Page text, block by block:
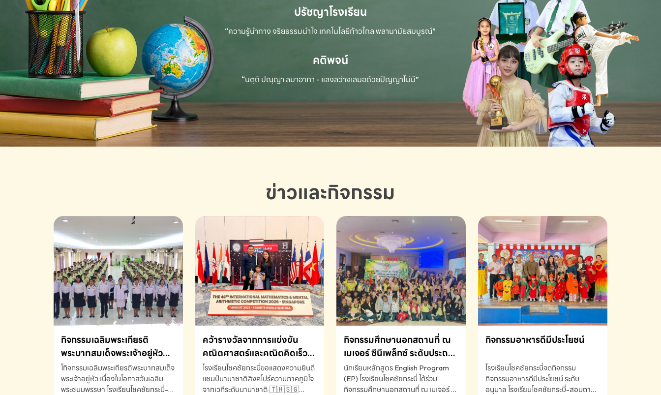
ปรัชญาโรงเรียน
“ความรู้นำทาง จริยธรรมนำใจ เทคโนโลยีก้าวไกลพลานามัยสมบูรณ์”
คติพจน์
“นตฺถิ ปณฺญา สมาอาภา - แสงสว่างเสมอด้วยปัญญาไม่มี”
ข่าวและกิจกรรม
กิจกรรมเฉลิมพระเกียรติ
พระบาทสมเด็จพระเจ้าอยู่หัว
เนื่องในโอกาสวันเฉลิม
พระชนมพรรษา
โกิจกรรมเฉลิมพระเกียรติพระบาทสมเด็จ
พระเจ้าอยู่หัว เนื่องในโอกาสวันเฉลิม
พระชนมพรรษา โรงเรียนโชคชัยกระบี่-
คว้ารางวัลจากการแข่งขัน
คณิตศาสตร์และคณิตคิดเร็ว
นานาชาติ ครั้งที่ 46 ประจำปี
2569 ณ ประเทศสิงคโปร์
โรงเรียนโชคชัยกระบี่ขอแสดงความยินดี
แชมป์นานาชาติสิงคโปร์ความภาคภูมิใจ
จากเวทีระดับนานาชาติ 🇹🇭🇸🇬
กิจกรรมศึกษานอกสถานที่ ณ
เมเจอร์ ซีนีเพล็กซ์ ระดับประถม
ศึกษา (EP.1-6)
นักเรียนหลักสูตร English Program
(EP) โรงเรียนโชคชัยกระบี่ ได้ร่วม
กิจกรรมศึกษานอกสถานที่ ณ เมเจอร์ ซี
กิจกรรมอาหารดีมีประโยชน์
โรงเรียนโชคชัยกระบี่จดกิจกรรม
กิจกรรมอาหารดีมีประโยชน์ ระดับ
อนุบาล โรงเรียนโชคชัยกระบี่-สอบถาม